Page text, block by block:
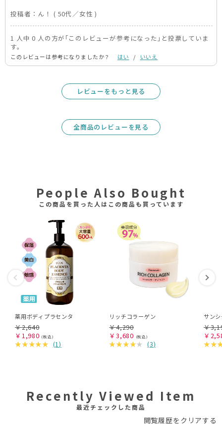
投稿者： ん！ ( 50代／女性 )
1 人中 0 人の方が｢このレビューが参考になった｣と投票していま
す。
このレビューは参考になりましたか？ はい / いいえ
レビューをもっと見る
全商品のレビューを見る
People Also Bought
この商品を買った人はこの商品も買っています
薬用ボディプラセンタ
￥2,640
￥ 1,980
(1)
リッチコラーゲン
￥4,290
￥3,680
(3)
サン
￥
￥
Recently Viewed Item
最近チェックした商品
閲覧履歴をクリアする